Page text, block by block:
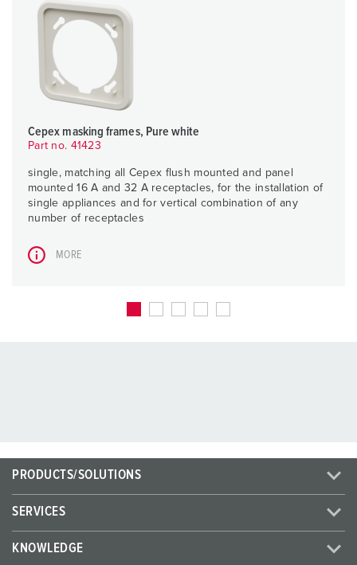
Cepex masking frames, Pure white
Part no. 41423
single, matching all Cepex flush mounted and panel
mounted 16 A and 32 A receptacles, for the installation of
single appliances and for vertical combination of any
number of receptacles
MORE
PRODUCTS/SOLUTIONS
SERVICES
KNOWLEDGE